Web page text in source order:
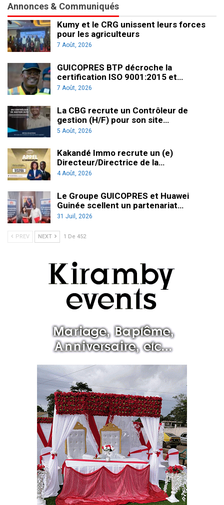
Annonces & Communiqués
Kumy et le CRG unissent leurs forces
pour les agriculteurs
7 Août, 2026
GUICOPRES BTP décroche la
certification ISO 9001:2015 et…
7 Août, 2026
La CBG recrute un Contrôleur de
gestion (H/F) pour son site…
5 Août, 2026
Kakandé Immo recrute un (e)
Directeur/Directrice de la…
4 Août, 2026
Le Groupe GUICOPRES et Huawei
Guinée scellent un partenariat…
31 Juil, 2026
PREV NEXT 1 De 452